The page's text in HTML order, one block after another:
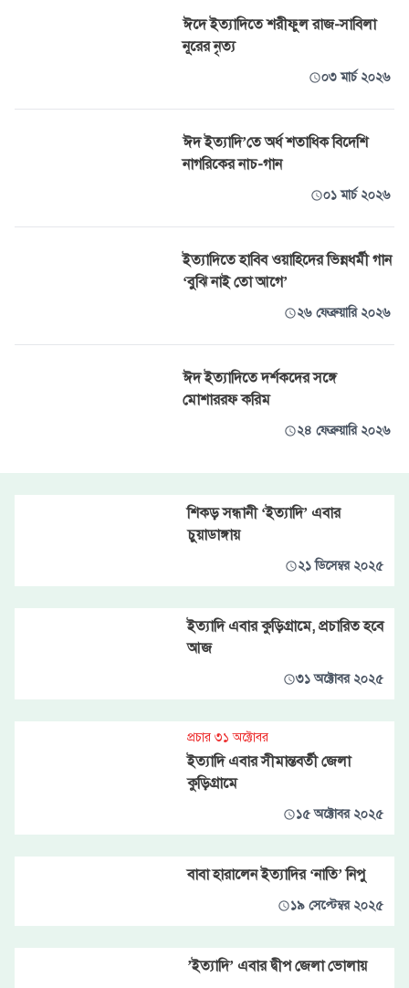
ঈদে ইত্যাদিতে শরীফুল রাজ-সাবিলা
নূরের নৃত্য
০৩ মার্চ ২০২৬
ঈদ ইত্যাদি’তে অর্ধ শতাধিক বিদেশি
নাগরিকের নাচ-গান
০১ মার্চ ২০২৬
ইত্যাদিতে হাবিব ওয়াহিদের ভিন্নধর্মী গান
‘বুঝি নাই তো আগে’
২৬ ফেব্রুয়ারি ২০২৬
ঈদ ইত্যাদিতে দর্শকদের সঙ্গে
মোশাররফ করিম
২৪ ফেব্রুয়ারি ২০২৬
শিকড় সন্ধানী ‘ইত্যাদি’ এবার
চুয়াডাঙ্গায়
২১ ডিসেম্বর ২০২৫
ইত্যাদি এবার কুড়িগ্রামে, প্রচারিত হবে
আজ
৩১ অক্টোবর ২০২৫
প্রচার ৩১ অক্টোবর
ইত্যাদি এবার সীমান্তবর্তী জেলা
কুড়িগ্রামে
১৫ অক্টোবর ২০২৫
বাবা হারালেন ইত্যাদির ‘নাতি’ নিপু
১৯ সেপ্টেম্বর ২০২৫
’ইত্যাদি’ এবার দ্বীপ জেলা ভোলায়